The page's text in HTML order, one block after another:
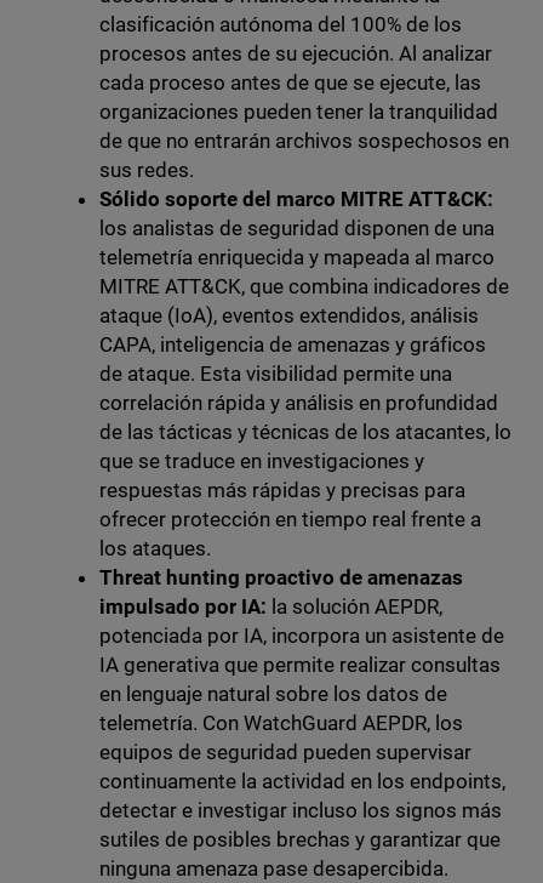
clasificación autónoma del 100% de los
procesos antes de su ejecución. Al analizar
cada proceso antes de que se ejecute, las
organizaciones pueden tener la tranquilidad
de que no entrarán archivos sospechosos en
sus redes.
Sólido soporte del marco MITRE ATT&CK:
los analistas de seguridad disponen de una
telemetría enriquecida y mapeada al marco
MITRE ATT&CK, que combina indicadores de
ataque (IoA), eventos extendidos, análisis
CAPA, inteligencia de amenazas y gráficos
de ataque. Esta visibilidad permite una
correlación rápida y análisis en profundidad
de las tácticas y técnicas de los atacantes, lo
que se traduce en investigaciones y
respuestas más rápidas y precisas para
ofrecer protección en tiempo real frente a
los ataques.
Threat hunting proactivo de amenazas
impulsado por IA: la solución AEPDR,
potenciada por IA, incorpora un asistente de
IA generativa que permite realizar consultas
en lenguaje natural sobre los datos de
telemetría. Con WatchGuard AEPDR, los
equipos de seguridad pueden supervisar
continuamente la actividad en los endpoints,
detectar e investigar incluso los signos más
sutiles de posibles brechas y garantizar que
ninguna amenaza pase desapercibida.